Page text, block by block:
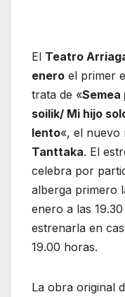
El Teatro
enero el primer
trata de «Semea
soilik/ Mi hijo
lento«, el nuevo
Tanttaka. El
celebra por
alberga primero
enero a las
estrenarla en
19.00 horas.
La obra original